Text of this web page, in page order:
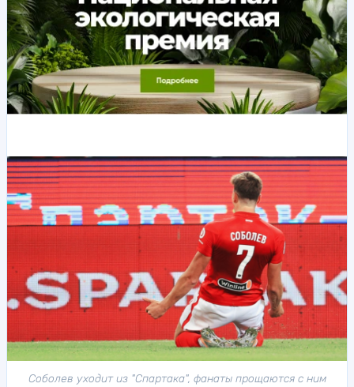
Соболев уходит из "Спартака", фанаты прощаются с ним